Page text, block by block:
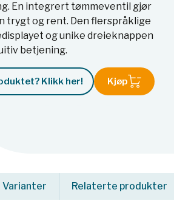
En integrert tømmeventil gjør
trygt og rent. Den flerspråklige
og unike dreieknappen
betjening.
Klikk her! Kjøp
Varianter Relaterte produkter